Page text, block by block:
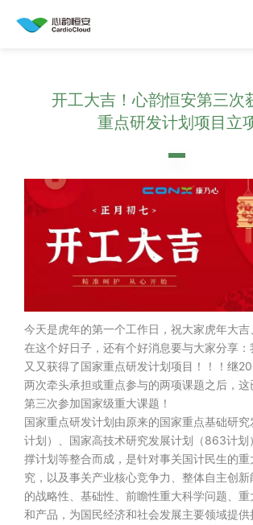
认识我们
用户故事
联系我们
开工大吉！心韵恒安第三次
重点研发计划项目立
今天是虎年的第一个工作日，祝大家虎年大吉
在这个好日子，还有个好消息要与大家分享：
又又获得了国家重点研发计划项目！！！继
两次牵头承担或重点参与的两项课题之后，
第三次参加国家级重大课题！
国家重点研发计划由原来的国家重点基础研
计划）、国家高技术研究发展计划（863计划
撑计划等整合而成，是针对事关国计民生的
究，以及事关产业核心竞争力、整体自主创
的战略性、基础性、前瞻性重大科学问题、
和产品，为国民经济和社会发展主要领域提